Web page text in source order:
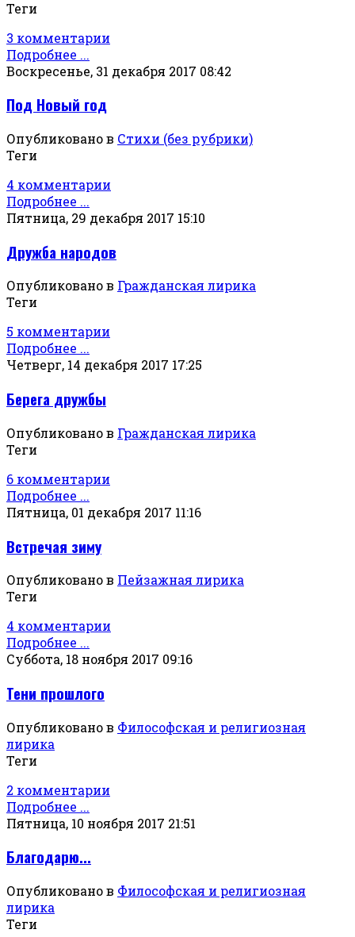
Теги
3 комментарии
Подробнее ...
Воскресенье, 31 декабря 2017 08:42
Под Новый год
Опубликовано в Стихи (без рубрики)
Теги
4 комментарии
Подробнее ...
Пятница, 29 декабря 2017 15:10
Дружба народов
Опубликовано в Гражданская лирика
Теги
5 комментарии
Подробнее ...
Четверг, 14 декабря 2017 17:25
Берега дружбы
Опубликовано в Гражданская лирика
Теги
6 комментарии
Подробнее ...
Пятница, 01 декабря 2017 11:16
Встречая зиму
Опубликовано в Пейзажная лирика
Теги
4 комментарии
Подробнее ...
Суббота, 18 ноября 2017 09:16
Тени прошлого
Опубликовано в Философская и религиозная
лирика
Теги
2 комментарии
Подробнее ...
Пятница, 10 ноября 2017 21:51
Благодарю...
Опубликовано в Философская и религиозная
лирика
Теги